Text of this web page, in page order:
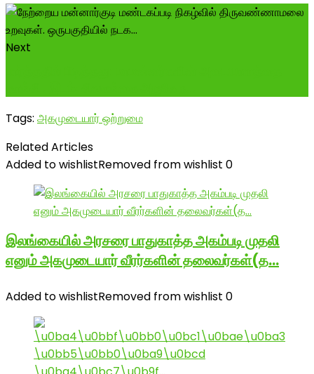
Next
Tags: அகமுடையார் ஒற்றுமை
Related Articles
Added to wishlistRemoved from wishlist 0
இலங்கையில் அரசரை பாதுகாத்த அகம்படி முதலி
எனும் அகமுடையார் வீரர்களின் தலைவர்கள்(த…
Added to wishlistRemoved from wishlist 0